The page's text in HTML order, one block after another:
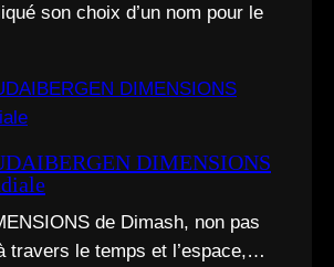
son choix d’un nom pour le
DIMENSIONS
de Dimash, non pas
travers le temps et l’espace,